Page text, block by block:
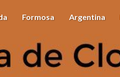
Formosa Argentina